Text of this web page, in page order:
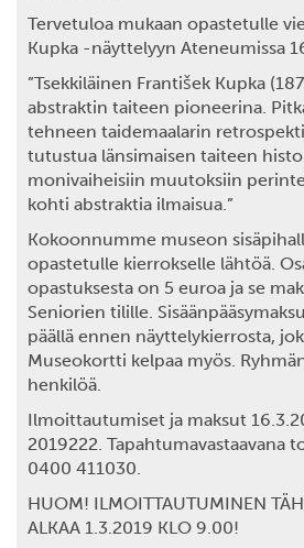
Tervetuloa mukaan opastetulle
Kupka -näyttelyyn Ateneumissa
”Tsekkiläinen František Kupka
abstraktin taiteen pioneerina.
tehneen taidemaalarin
tutustua länsimaisen taiteen
monivaiheisiin muutoksiin
kohti abstraktia ilmaisua.”
Kokoonnumme museon
opastetulle kierrokselle lähtöä.
opastuksesta on 5 euroa ja se
Seniorien tilille.
päällä ennen näyttelykierrosta,
Museokortti kelpaa myös.
henkilöä.
Ilmoittautumiset ja maksut
2019222. Tapahtumavastaavana
0400 411030.
HUOM! ILMOITTAUTUMINEN
ALKAA 1.3.2019 KLO 9.00!